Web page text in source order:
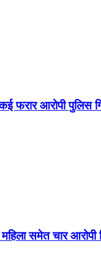
फरार आरोपी पुलिस
समेत चार आरोपी